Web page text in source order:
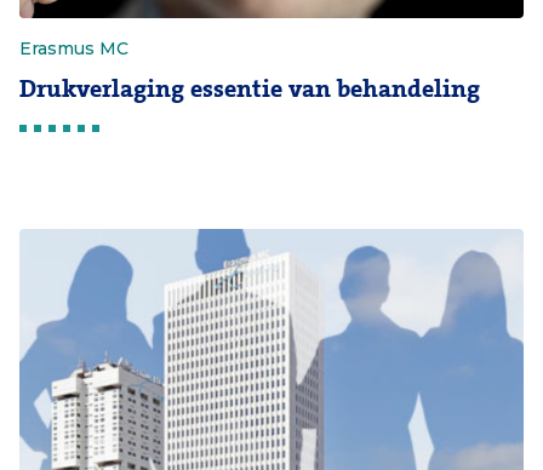
Erasmus MC
Drukverlaging essentie van behandeling